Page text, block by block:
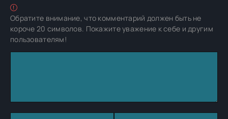
Обратите внимание, что комментарий должен быть не
короче 20 символов. Покажите уважение к себе и другим
пользователям!